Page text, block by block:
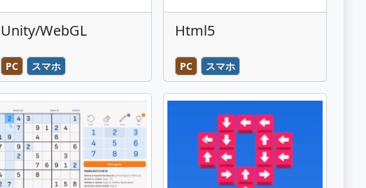
Unity/WebGL
PC スマホ
Html5
PC スマホ